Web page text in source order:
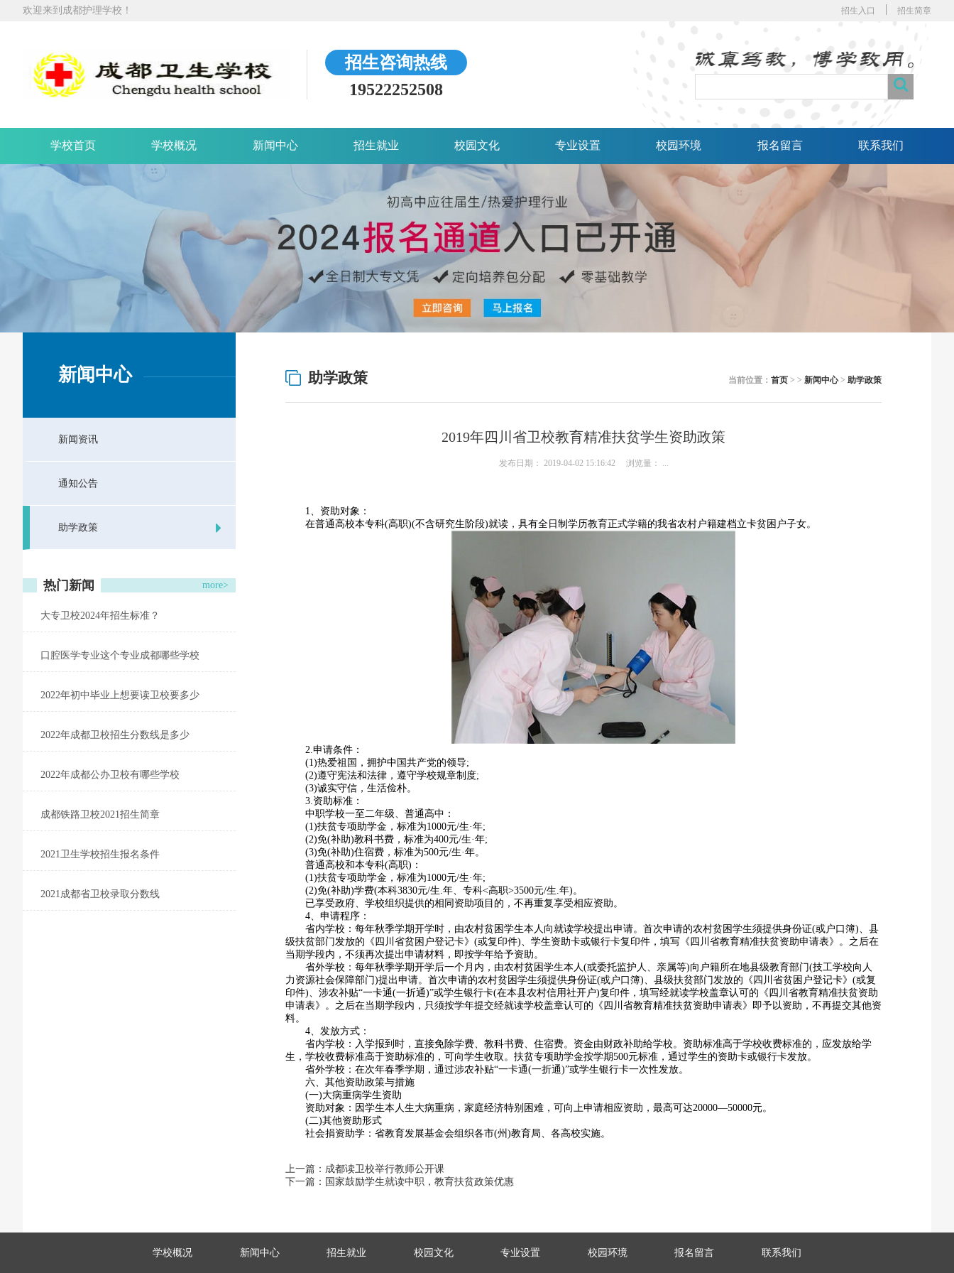
欢迎来到成都护理学校！ 招生入口 招生简章
招生咨询热线
19522252508
学校首页 学校概况 新闻中心 招生就业 校园文化 专业设置 校园环境 报名留言 联系我们
新闻中心
新闻资讯
通知公告
助学政策
热门新闻 more>
大专卫校2024年招生标准？
口腔医学专业这个专业成都哪些学校
2022年初中毕业上想要读卫校要多少
2022年成都卫校招生分数线是多少
2022年成都公办卫校有哪些学校
成都铁路卫校2021招生简章
2021卫生学校招生报名条件
2021成都省卫校录取分数线
助学政策 当前位置： 首页 > > 新闻中心> 助学政策
2019年四川省卫校教育精准扶贫学生资助政策
发布日期： 2019-04-02 15:16:42 浏览量： ...
1、资助对象：
在普通高校本专科(高职)(不含研究生阶段)就读，具有全日制学历教育正式学籍的我省农村户籍建档立卡贫困户子女。
2.申请条件：
(1)热爱祖国，拥护中国共产党的领导;
(2)遵守宪法和法律，遵守学校规章制度;
(3)诚实守信，生活俭朴。
3.资助标准：
中职学校一至二年级、普通高中：
(1)扶贫专项助学金，标准为1000元/生·年;
(2)免(补助)教科书费，标准为400元/生·年;
(3)免(补助)住宿费，标准为500元/生·年。
普通高校和本专科(高职)：
(1)扶贫专项助学金，标准为1000元/生·年;
(2)免(补助)学费(本科3830元/生.年、专科<高职>3500元/生.年)。
已享受政府、学校组织提供的相同资助项目的，不再重复享受相应资助。
4、申请程序：
省内学校：每年秋季学期开学时，由农村贫困学生本人向就读学校提出申请。首次申请的农村贫困学生须提供身份证(或户口簿)、县
级扶贫部门发放的《四川省贫困户登记卡》(或复印件)、学生资助卡或银行卡复印件，填写《四川省教育精准扶贫资助申请表》。之后在
当期学段内，不须再次提出申请材料，即按学年给予资助。
省外学校：每年秋季学期开学后一个月内，由农村贫困学生本人(或委托监护人、亲属等)向户籍所在地县级教育部门(技工学校向人
力资源社会保障部门)提出申请。首次申请的农村贫困学生须提供身份证(或户口簿)、县级扶贫部门发放的《四川省贫困户登记卡》(或复
印件)、涉农补贴“一卡通(一折通)”或学生银行卡(在本县农村信用社开户)复印件，填写经就读学校盖章认可的《四川省教育精准扶贫资助
申请表》。之后在当期学段内，只须按学年提交经就读学校盖章认可的《四川省教育精准扶贫资助申请表》即予以资助，不再提交其他资
料。
4、发放方式：
省内学校：入学报到时，直接免除学费、教科书费、住宿费。资金由财政补助给学校。资助标准高于学校收费标准的，应发放给学
生，学校收费标准高于资助标准的，可向学生收取。扶贫专项助学金按学期500元标准，通过学生的资助卡或银行卡发放。
省外学校：在次年春季学期，通过涉农补贴“一卡通(一折通)”或学生银行卡一次性发放。
六、其他资助政策与措施
(一)大病重病学生资助
资助对象：因学生本人生大病重病，家庭经济特别困难，可向上申请相应资助，最高可达20000—50000元。
(二)其他资助形式
社会捐资助学：省教育发展基金会组织各市(州)教育局、各高校实施。
上一篇：成都读卫校举行教师公开课
下一篇：国家鼓励学生就读中职，教育扶贫政策优惠
学校概况 新闻中心 招生就业 校园文化 专业设置 校园环境 报名留言 联系我们